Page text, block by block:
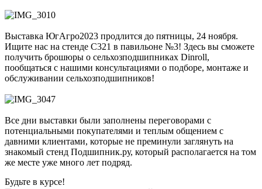
Выставка ЮгАгро2023 продлится до пятницы, 24 ноября.
Ищите нас на стенде С321 в павильоне №3! Здесь вы сможете
получить брошюры о сельхозподшипниках Dinroll,
пообщаться с нашими консультациями о подборе, монтаже и
обслуживании сельхозподшипников!
Все дни выставки были заполнены переговорами с
потенциальными покупателями и теплым общением с
давними клиентами, которые не преминули заглянуть на
знакомый стенд Подшипник.ру, который располагается на том
же месте уже много лет подряд.
Будьте в курсе!